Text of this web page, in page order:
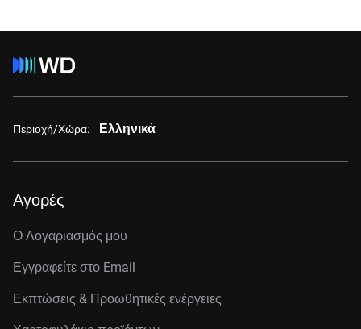
Περιοχή/Χώρα: Ελληνικά
Αγορές
Ο Λογαριασμός μου
Εγγραφείτε στo Email
Εκπτώσεις & Προωθητικές ενέργειες